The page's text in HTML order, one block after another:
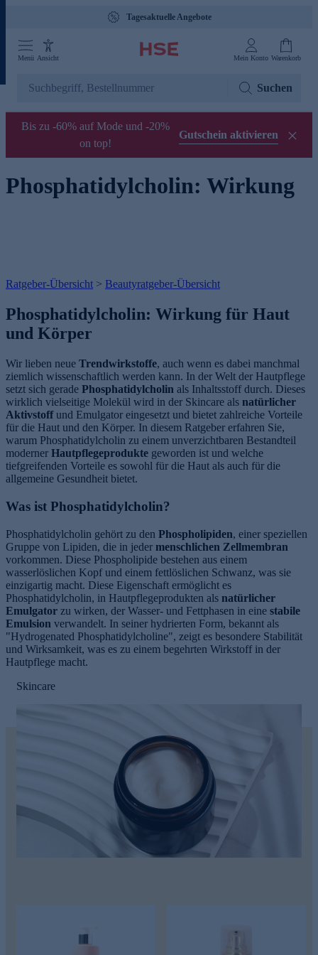
Tagesaktuelle Angebote
Menü Ansicht Mein Konto Warenkorb
Suchen
Bis zu -60% auf Mode und -20%
on top!
Gutschein aktivieren
Phosphatidylcholin: Wirkung
Ratgeber-Übersicht > Beautyratgeber-Übersicht
Phosphatidylcholin: Wirkung für Haut
und Körper
Wir lieben neue Trendwirkstoffe, auch wenn es dabei manchmal
ziemlich wissenschaftlich werden kann. In der Welt der Hautpflege
setzt sich gerade Phosphatidylcholin als Inhaltsstoff durch. Dieses
wirklich vielseitige Molekül wird in der Skincare als natürlicher
Aktivstoffund Emulgator eingesetzt und bietet zahlreiche Vorteile
für die Haut und den Körper. In diesem Ratgeber erfahren Sie,
warum Phosphatidylcholin zu einem unverzichtbaren Bestandteil
moderner Hautpflegeprodukte geworden ist und welche
tiefgreifenden Vorteile es sowohl für die Haut als auch für die
allgemeine Gesundheit bietet.
Was ist Phosphatidylcholin?
Phosphatidylcholin gehört zu den Phospholipiden, einer speziellen
Gruppe von Lipiden, die in jeder menschlichen Zellmembran
vorkommen. Diese Phospholipide bestehen aus einem
wasserlöslichen Kopf und einem fettlöslichen Schwanz, was sie
einzigartig macht. Diese Eigenschaft ermöglicht es
Phosphatidylcholin, in Hautpflegeprodukten als natürlicher
Emulgator zu wirken, der Wasser- und Fettphasen in eine stabile
Emulsion verwandelt. In seiner hydrierten Form, bekannt als
"Hydrogenated Phosphatidylcholine", zeigt es besondere Stabilität
und Wirksamkeit, was es zu einem begehrten Wirkstoff in der
Hautpflege macht.
Skincare